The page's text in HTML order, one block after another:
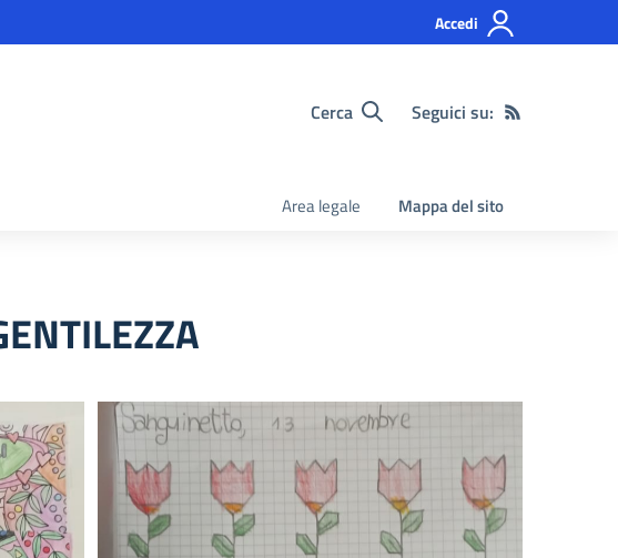
Accedi
Cerca Seguici su:
Area legale Mappa del sito